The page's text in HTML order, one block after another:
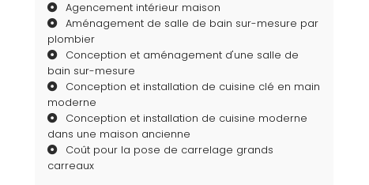
Agencement intérieur maison
Aménagement de salle de bain sur-mesure par
plombier
Conception et aménagement d'une salle de
bain sur-mesure
Conception et installation de cuisine clé en main
moderne
Conception et installation de cuisine moderne
dans une maison ancienne
Coût pour la pose de carrelage grands
carreaux